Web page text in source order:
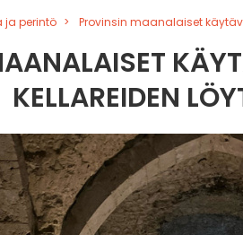
ja perintö Provinsin maanalaiset
KELLAREIDEN